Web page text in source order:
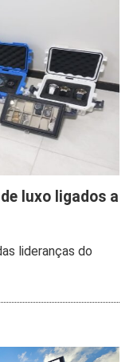
luxo ligados a
lideranças do